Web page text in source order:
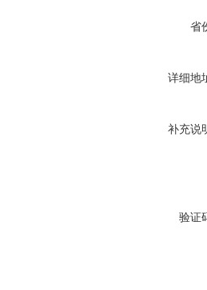
省
详细地
补充说
验证